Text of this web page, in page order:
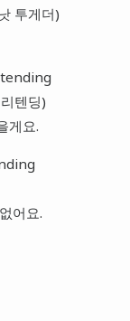
투게더)
텐딩)
게요.
어요.